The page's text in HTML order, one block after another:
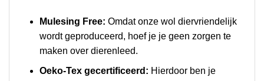
Mulesing Free: Omdat onze wol diervriendelijk
wordt geproduceerd, hoef je je geen zorgen te
maken over dierenleed.
Oeko-Tex gecertificeerd: Hierdoor ben je